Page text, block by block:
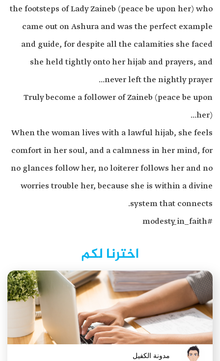
the footsteps of Lady Zaineb (peace be upon her) who
came out on Ashura and was the perfect example
and guide, for despite all the calamities she faced
she held tightly onto her hijab and prayers, and
never left the nightly prayer...
Truly become a follower of Zaineb (peace be upon
her)...
When the woman lives with a lawful hijab, she feels
comfort in her soul, and a calmness in her mind, for
no glances follow her, no loiterer follows her and no
worries trouble her, because she is within a divine
system that connects.
#modesty_in_faith
اخترنا لكم
مدونة الكفيل